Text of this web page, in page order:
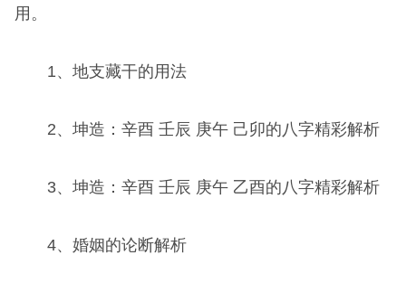
用。
1、地支藏干的用法
2、坤造：辛酉 壬辰 庚午 己卯的八字精彩解析
3、坤造：辛酉 壬辰 庚午 乙酉的八字精彩解析
4、婚姻的论断解析